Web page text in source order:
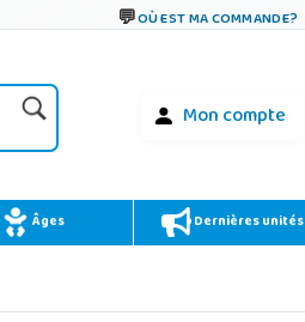
OÙ EST MA COMMANDE?
Mon compte
Âges Dernières unités